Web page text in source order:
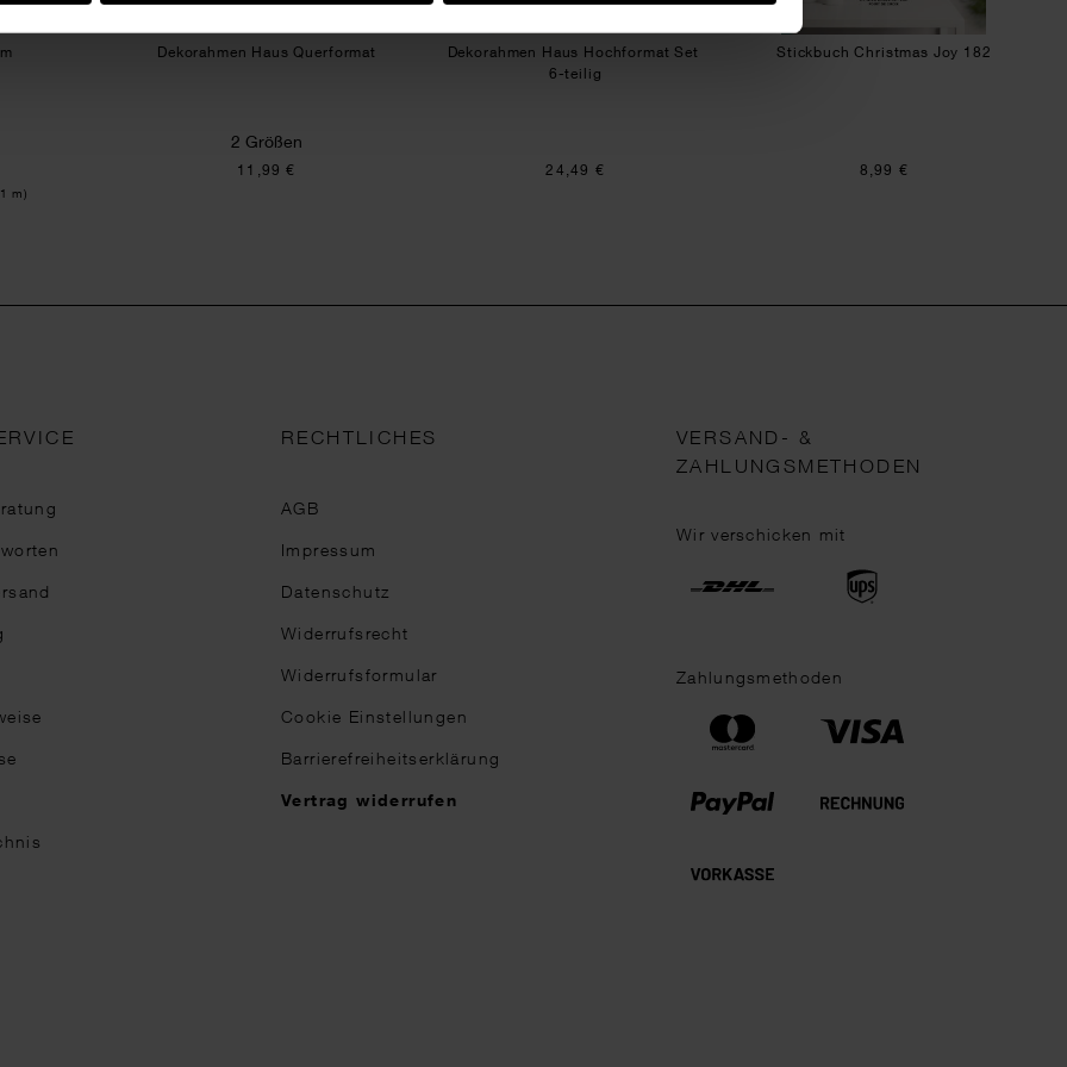
m)
Dekorahmen Haus Querformat
2 Größen
11,99 €
Dekorahmen Haus Hochformat Set
6-teilig
24,49 €
Stickbuch Christmas Joy 182
8,99 €
RECHTLICHES
AGB
Impressum
Datenschutz
Widerrufsrecht
Widerrufsformular
Cookie Einstellungen
Barrierefreiheitserklärung
Vertrag widerrufen
VERSAND- &
ZAHLUNGSMETHODEN
Wir verschicken mit
Zahlungsmethoden